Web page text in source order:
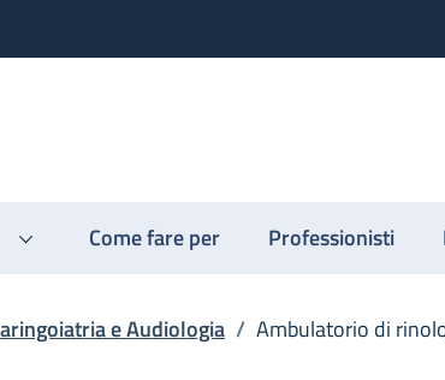
Come fare per Professionisti
e Audiologia / Ambulatorio di